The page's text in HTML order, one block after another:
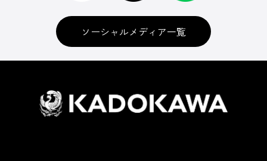
ソーシャルメディア一覧